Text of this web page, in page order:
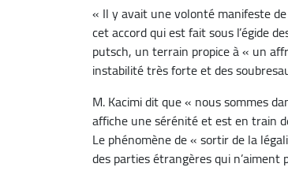
« Il y avait une volonté manifeste
cet accord qui est fait sous l’égide
putsch, un terrain propice à « un
instabilité très forte et des
M. Kacimi dit que « nous sommes
affiche une sérénité et est en train
Lephénomène de « sortir de la
des parties étrangères qui n’aiment